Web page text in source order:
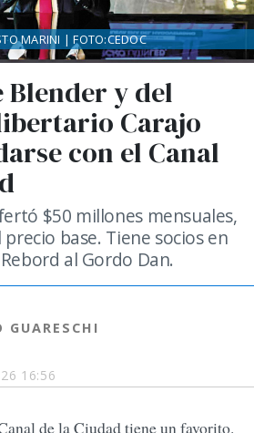
16:56
Blender y del
Carajo
con el Canal
$50 millones mensuales,
precio base. Tiene socios en
al Gordo Dan.
GUARESCHI
MARINI | FOTO:CEDOC
de la Ciudad tiene un favorito.